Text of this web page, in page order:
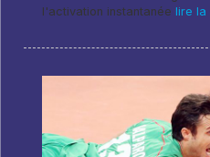
l'activation instantanée lire la